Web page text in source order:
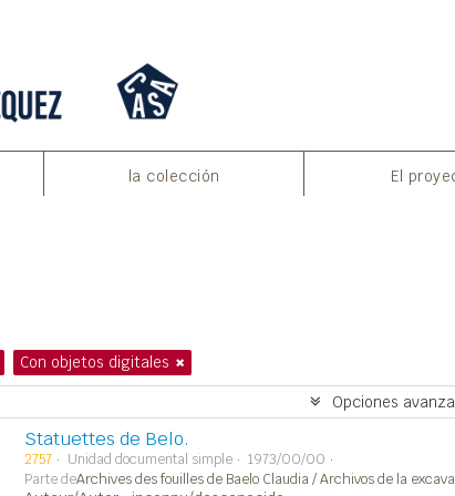
la colección El
Con objetos digitales
Opciones
Statuettes de Belo.
2757 Unidad documental simple
1973/00/00
Parte deArchives des fouilles de Baelo Claudia / Archivos de la